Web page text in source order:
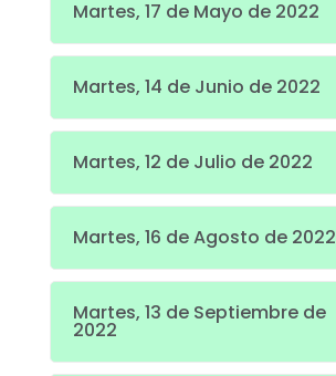
Martes, 17 de Mayo de 2022
Martes, 14 de Junio de 2022
Martes, 12 de Julio de 2022
Martes, 16 de Agosto de 2022
Martes, 13 de Septiembre de
2022